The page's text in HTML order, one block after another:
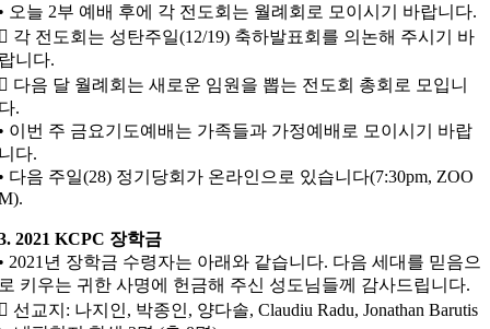
오늘 2부 예배 후에 각 전도회는 월례회로 모이시기 바랍니다.
각 전도회는 성탄주일(12/19) 축하발표회를 의논해 주시기 바
니다.
다음 달 월례회는 새로운 임원을 뽑는 전도회 총회로 모입니
.
이번 주 금요기도예배는 가족들과 가정예배로 모이시기 바랍
다.
다음 주일(28) 정기당회가 온라인으로 있습니다(7:30pm, ZOO
2021 KCPC 장학금
2021년 장학금 수령자는 아래와 같습니다. 다음 세대를 믿음으
키우는 귀한 사명에 헌금해 주신 성도님들께 감사드립니다.
선교지: 나지인, 박종인, 양다솔, Claudiu Radu, Jonathan Barutis